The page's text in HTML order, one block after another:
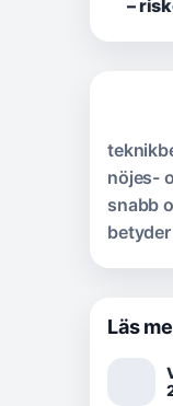
–
nöjes-
snabb
Läs